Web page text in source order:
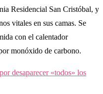
Residencial San Cristóbal, y
vitales en sus camas. Se
con el calentador
monóxido de carbono.
desaparecer «todos» los